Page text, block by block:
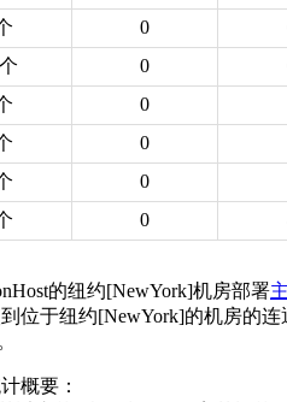
0
0
0
0
0
0
的纽约[NewYork]机房部署
位于纽约[NewYork]的机房的
概要：